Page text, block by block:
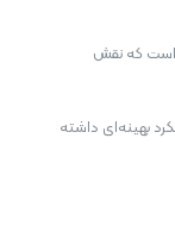
است که نقش
بهینه‌ای داشته